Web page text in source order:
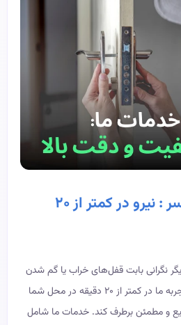
کلید سازی در تهرانسر : نیرو در کمتر از ۲۰
نگرانی بابت قفل‌های خراب یا گم شدن
کلید ندارید! تیم حرفه‌ای و با تجربه ما در کمتر از ۲۰ دقیقه در محل شما
و مطمئن برطرف کند. خدمات ما شامل